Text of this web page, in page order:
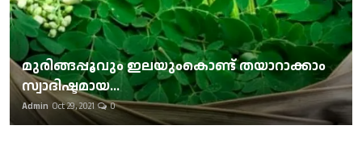
മുരിങ്ങപ്പൂവും ഇലയുംകൊണ്ട് തയാറാക്കാം
സ്വാദിഷ്ടമായ...
Admin Oct 29, 2021 0